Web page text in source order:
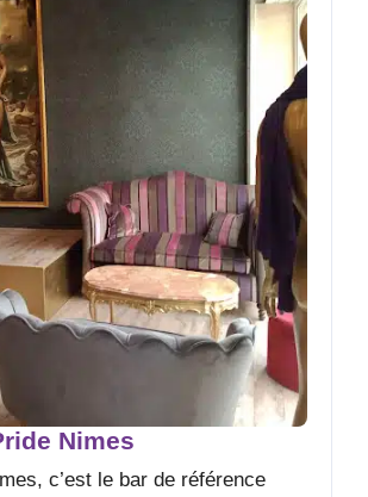
Nimes
c’est le bar de référence